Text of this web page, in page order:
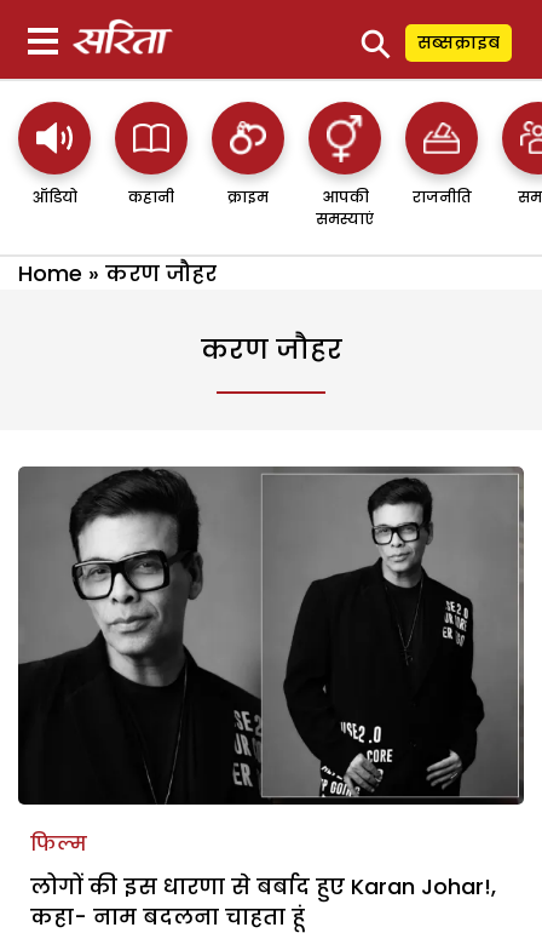
⚲ सब्सक्राइब
ऑडियो कहानी क्राइम
आपकी
समस्याएं
राजनीति
Home » करण जौहर
करण जौहर
फिल्म
लोगों की इस धारणा से बर्बाद हुए Karan Johar!,
कहा- नाम बदलना चाहता हूं